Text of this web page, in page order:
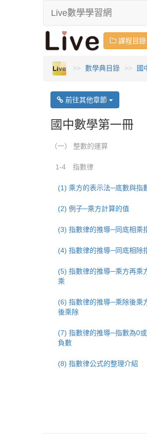
Live數學學習網
課程目錄
數學典目錄 國
前往其他章節
國中數學第一冊
（一） 整數的運算
1-4 指數律
(1) 乘方的表示法─底數與指
(2) 例子─乘方計算的值
(3) 指數律的推導─同底相乘
(4) 指數律的推導─同底相除
(5) 指數律的推導─乘方再乘
乘
(6) 指數律的推導─乘除後乘
後乘除
(7) 指數律的推導─指數為0
負數
(8) 指數律公式的整理介紹